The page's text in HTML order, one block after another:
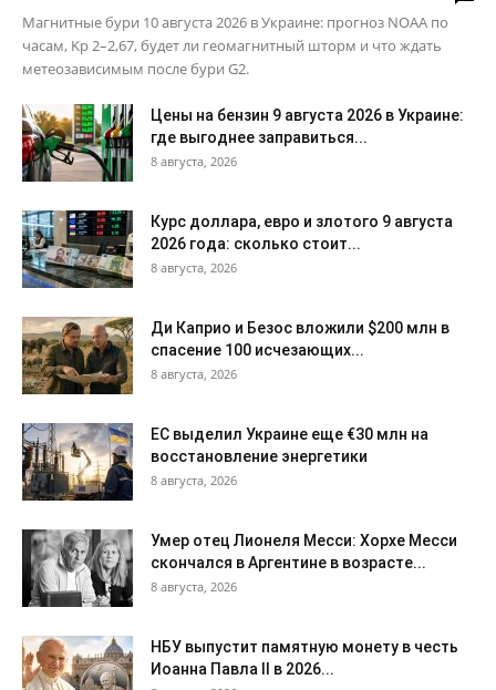
Магнитные бури 10 августа 2026 в Украине: прогноз NOAA по
часам, Kp 2–2,67, будет ли геомагнитный шторм и что ждать
метеозависимым после бури G2.
Цены на бензин 9 августа 2026 в Украине:
где выгоднее заправиться...
8 августа, 2026
Курс доллара, евро и злотого 9 августа
2026 года: сколько стоит...
8 августа, 2026
Ди Каприо и Безос вложили $200 млн в
спасение 100 исчезающих...
8 августа, 2026
ЕС выделил Украине еще €30 млн на
восстановление энергетики
8 августа, 2026
Умер отец Лионеля Месси: Хорхе Месси
скончался в Аргентине в возрасте...
8 августа, 2026
НБУ выпустит памятную монету в честь
Иоанна Павла II в 2026...